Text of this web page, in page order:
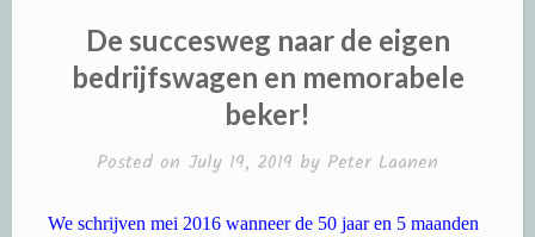
De succesweg naar de eigen
bedrijfswagen en memorabele
beker!
Posted on July 19, 2019 by Peter Laanen
We schrijven mei 2016 wanneer de 50 jaar en 5 maanden